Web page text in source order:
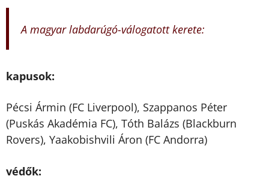
A magyar labdarúgó-válogatott kerete:
kapusok:
Pécsi Ármin (FC Liverpool), Szappanos Péter
(Puskás Akadémia FC), Tóth Balázs (Blackburn
Rovers), Yaakobishvili Áron (FC Andorra)
védők: